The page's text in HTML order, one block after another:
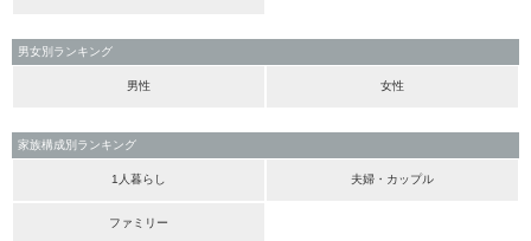
男女別ランキング
男性 女性
家族構成別ランキング
1人暮らし 夫婦・カップル
ファミリー